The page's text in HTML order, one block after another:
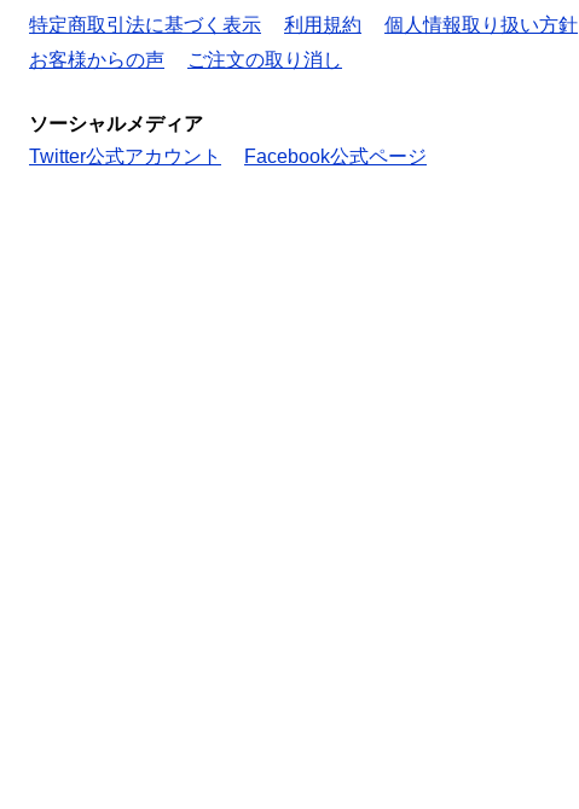
特定商取引法に基づく表示
利用規約 個人情報取り扱い方針
お客様からの声
ご注文の取り消し
ソーシャルメディア
Twitter公式アカウント
Facebook公式ページ